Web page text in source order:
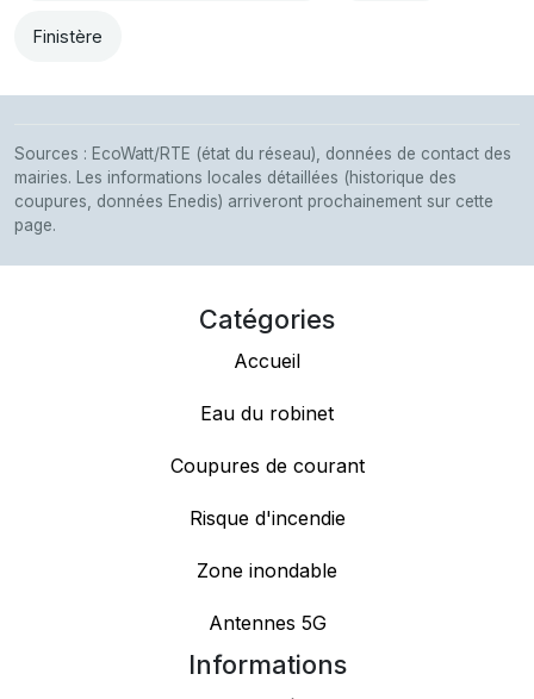
Finistère
Sources : EcoWatt/RTE (état du réseau), données de contact des
mairies. Les informations locales détaillées (historique des
coupures, données Enedis) arriveront prochainement sur cette
page.
Catégories
Accueil
Eau du robinet
Coupures de courant
Risque d'incendie
Zone inondable
Antennes 5G
Informations